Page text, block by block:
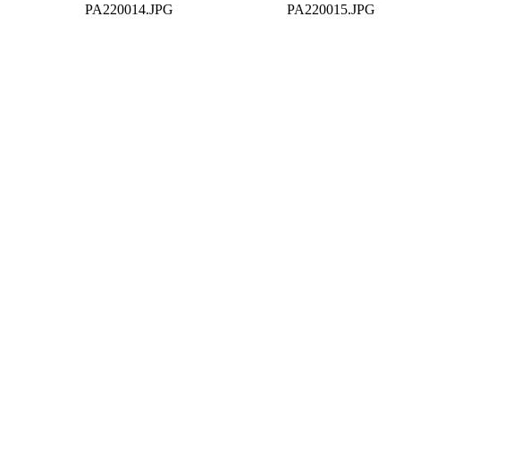
PA220014.JPG PA220015.JPG